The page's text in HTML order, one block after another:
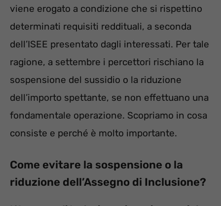
viene erogato a condizione che si rispettino
determinati requisiti reddituali, a seconda
dell’ISEE presentato dagli interessati. Per tale
ragione, a settembre i percettori rischiano la
sospensione del sussidio o la riduzione
dell’importo spettante, se non effettuano una
fondamentale operazione. Scopriamo in cosa
consiste e perché è molto importante.
Come evitare la sospensione o la
riduzione dell’Assegno di Inclusione?